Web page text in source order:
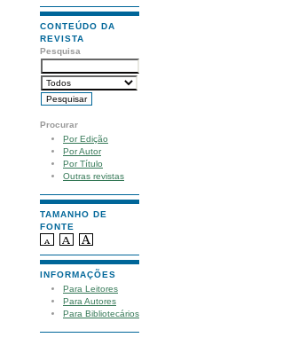
CONTEÚDO DA
REVISTA
Pesquisa
Procurar
Por Edição
Por Autor
Por Título
Outras revistas
TAMANHO DE
FONTE
INFORMAÇÕES
Para Leitores
Para Autores
Para Bibliotecários